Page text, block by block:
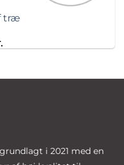
træ
i 2021 med en